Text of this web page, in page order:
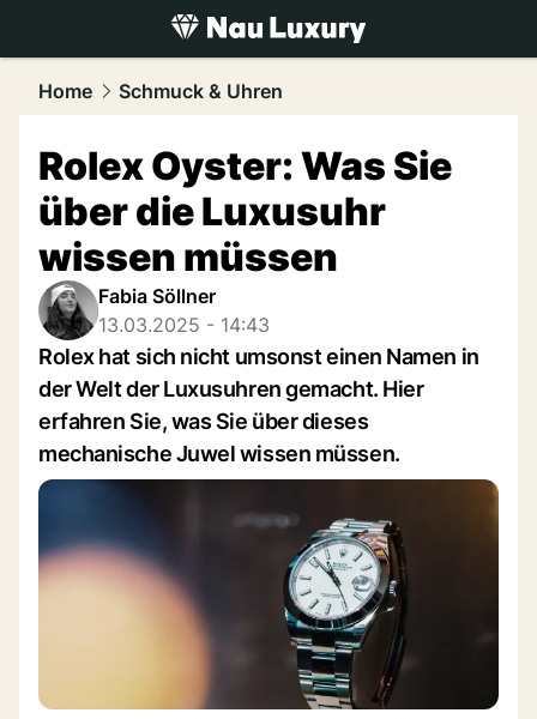
luxury.NAU.ch
Home Schmuck & Uhren
Rolex Oyster: Was Sie
über die Luxusuhr
wissen müssen
Fabia Söllner
13.03.2025 - 14:43
Rolex hat sich nicht umsonst einen Namen in
der Welt der Luxusuhren gemacht. Hier
erfahren Sie, was Sie über dieses
mechanische Juwel wissen müssen.